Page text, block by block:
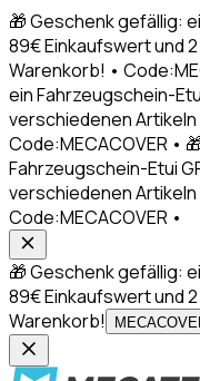
🎁 Geschenk gefällig:
89€ Einkaufswert und
Warenkorb! •
ein Fahrzeugschein-
verschiedenen Artikeln
Code:MECACOVER •
Fahrzeugschein-Etui
verschiedenen Artikeln
Code:MECACOVER •
🎁 Geschenk gefällig:
89€ Einkaufswert und
Warenkorb!